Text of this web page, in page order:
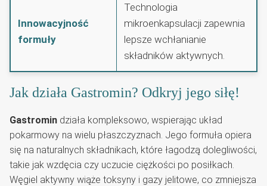
Innowacyjność
formuły
Technologia
mikroenkapsulacji zapewnia
lepsze wchłanianie
składników aktywnych.
Jak działa Gastromin? Odkryj jego siłę!
Gastromin działa kompleksowo, wspierając układ
pokarmowy na wielu płaszczyznach. Jego formuła opiera
się na naturalnych składnikach, które łagodzą dolegliwości,
takie jak wzdęcia czy uczucie ciężkości po posiłkach.
Węgiel aktywny wiąże toksyny i gazy jelitowe, co zmniejsza